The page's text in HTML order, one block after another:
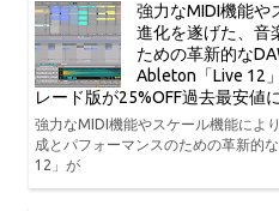
強力なMIDI機能や
進化を遂げた、音
ための革新的な
Ableton「Live 12
レード版が25%OFF過去最安値
強力なMIDI機能やスケール機能によ
成とパフォーマンスのための革新的
12」が